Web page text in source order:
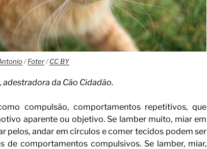
/Foter/CC BY
adestradora da Cão Cidadão.
compulsão, comportamentos repetitivos, que
aparente ou objetivo. Se lamber muito, miar em
pelos, andar em círculos e comer tecidos podem ser
de comportamentos compulsivos. Se lamber, miar,